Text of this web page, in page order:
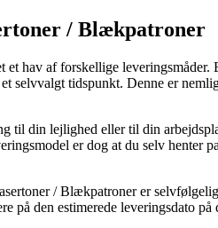
/ Blækpatroner
hav af forskellige leveringsmåder.
selvvalgt tidspunkt. Denne er
til din lejlighed eller til din
er dog at du selv henter
/ Blækpatroner er
på den estimerede leveringsdato